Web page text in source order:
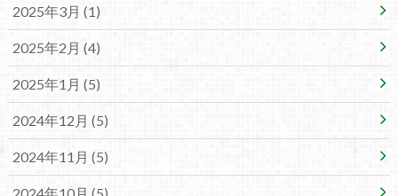
2025年3月 (1)
2025年2月 (4)
2025年1月 (5)
2024年12月 (5)
2024年11月 (5)